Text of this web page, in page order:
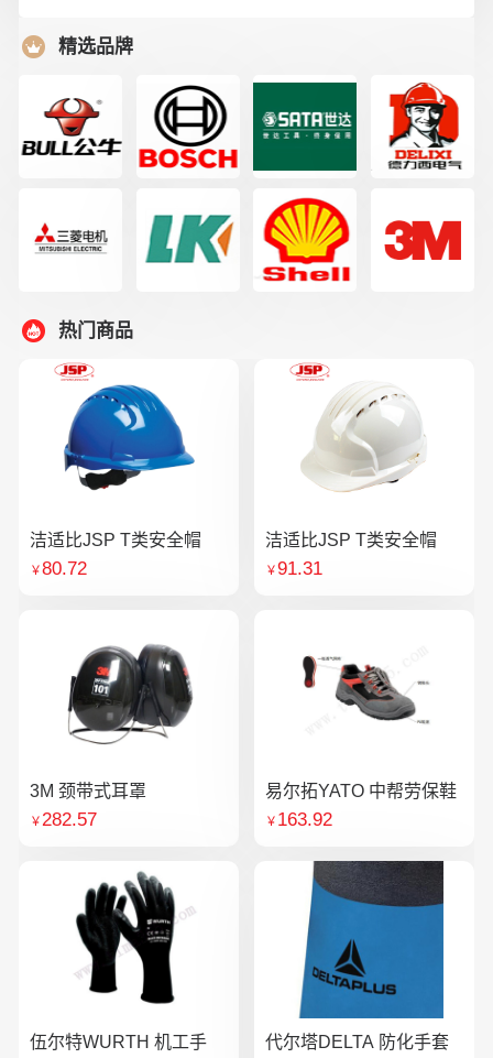
精选品牌
热门商品
洁适比JSP T类安全帽
￥80.72
洁适比JSP T类安全帽
￥91.31
3M 颈带式耳罩
￥282.57
易尔拓YATO 中帮劳保鞋
￥ 163.92
伍尔特WURTH 机工手
代尔塔DELTA 防化手套